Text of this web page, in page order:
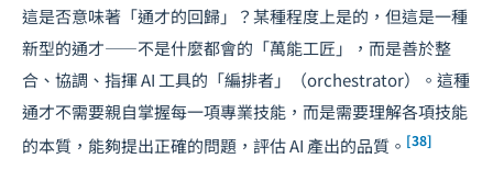
這是否意味著「通才的回歸」？某種程度上是的，但這是一種
新型的通才——不是什麼都會的「萬能工匠」，而是善於整
合、協調、指揮 AI 工具的「編排者」（orchestrator）。這種
通才不需要親自掌握每一項專業技能，而是需要理解各項技能
的本質，能夠提出正確的問題，評估 AI 產出的品質。 [38]